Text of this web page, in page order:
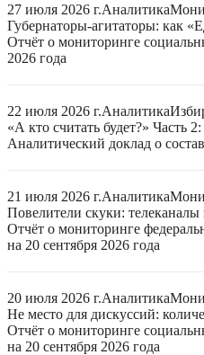
27 июля 2026 г.Аналитика
Губернаторы-агитаторы: как
Отчёт о мониторинге
2026 года
22 июля 2026 г.Аналитика
«А кто считать будет?» Часть
Аналитический доклад о
21 июля 2026 г.Аналитика
Повелители скуки:
Отчёт о мониторинге
на 20 сентября 2026 года
20 июля 2026 г.Аналитика
Не место для дискуссий:
Отчёт о мониторинге
на 20 сентября 2026 года